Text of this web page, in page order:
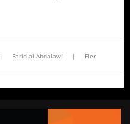
| Farid al-Abdalawi |
Fler